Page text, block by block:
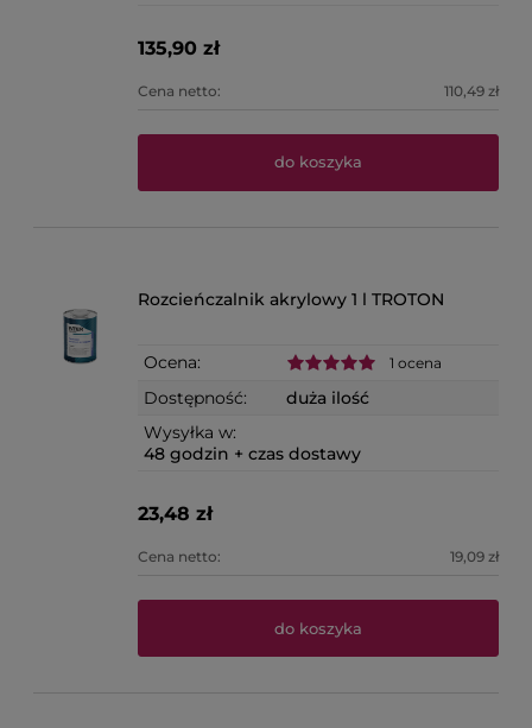
135,90 zł
Cena netto: 110,49 zł
do koszyka
Rozcieńczalnik akrylowy 1 l TROTON
Ocena: 1 ocena
Dostępność:
duża ilość
Wysyłka w:
48 godzin + czas dostawy
23,48 zł
Cena netto: 19,09 zł
do koszyka